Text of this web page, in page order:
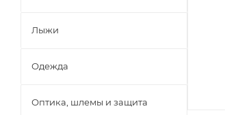
Лыжи
Одежда
Оптика, шлемы и защита